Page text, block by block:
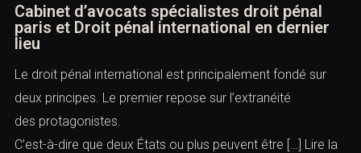
Cabinet d’avocats spécialistes droit pénal
paris et Droit pénal international en dernier
lieu
Le droit pénal international est principalement fondé sur
deux principes. Le premier repose sur l’extranéité
des protagonistes.
C’est-à-dire que deux États ou plus peuvent être […] Lire la